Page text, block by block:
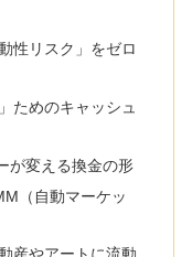
性リスク」をゼロ
ためのキャッシュ
が変える換金の形
（自動マーケッ